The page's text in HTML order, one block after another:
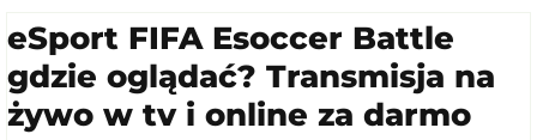
eSport FIFA Esoccer Battle
gdzie oglądać? Transmisja na
żywo w tv i online za darmo